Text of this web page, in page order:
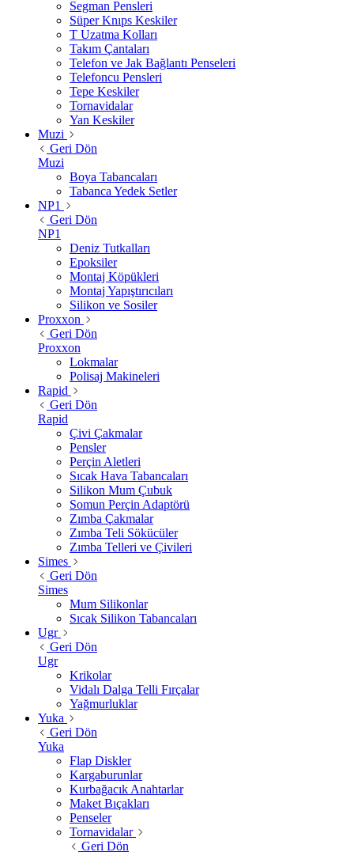
Segman Pensleri
Süper Knıps Keskiler
T Uzatma Kolları
Takım Çantaları
Telefon ve Jak Bağlantı Penseleri
Telefoncu Pensleri
Tepe Keskiler
Tornavidalar
Yan Keskiler
Muzi
Geri Dön
Muzi
Boya Tabancaları
Tabanca Yedek Setler
NP1
Geri Dön
NP1
Deniz Tutkalları
Epoksiler
Montaj Köpükleri
Montaj Yapıştırıcıları
Silikon ve Sosiler
Proxxon
Geri Dön
Proxxon
Lokmalar
Polisaj Makineleri
Rapid
Geri Dön
Rapid
Çivi Çakmalar
Pensler
Perçin Aletleri
Sıcak Hava Tabancaları
Silikon Mum Çubuk
Somun Perçin Adaptörü
Zımba Çakmalar
Zımba Teli Sökücüler
Zımba Telleri ve Çivileri
Simes
Geri Dön
Simes
Mum Silikonlar
Sıcak Silikon Tabancaları
Ugr
Geri Dön
Ugr
Krikolar
Vidalı Dalga Telli Fırçalar
Yağmurluklar
Yuka
Geri Dön
Yuka
Flap Diskler
Kargaburunlar
Kurbağacık Anahtarlar
Maket Bıçakları
Penseler
Tornavidalar
Geri Dön